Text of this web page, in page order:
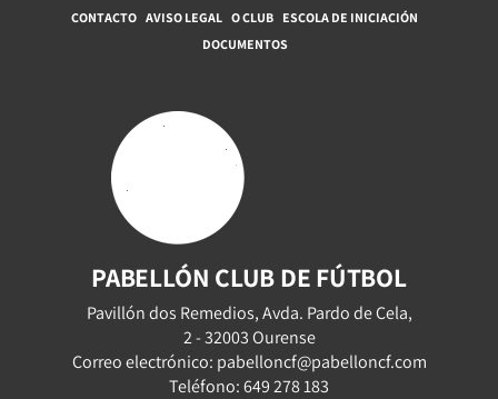
CONTACTO AVISO LEGAL O CLUB ESCOLA DE INICIACIÓN
DOCUMENTOS
PABELLÓN CLUB DE FÚTBOL
Pavillón dos Remedios, Avda. Pardo de Cela,
2 - 32003 Ourense
Correo electrónico: pabelloncf@pabelloncf.com
Teléfono: 649 278 183